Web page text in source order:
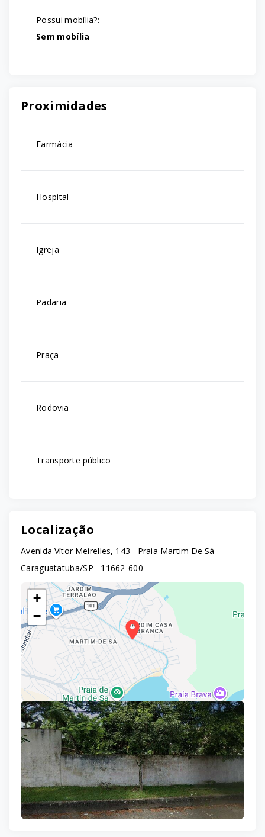
Possui mobília?:
Sem mobília
Proximidades
Farmácia
Hospital
Igreja
Padaria
Praça
Rodovia
Transporte público
Localização
Avenida Vítor Meirelles, 143 - Praia Martim De Sá -
Caraguatatuba/SP - 11662-600
+
−
Leaflet